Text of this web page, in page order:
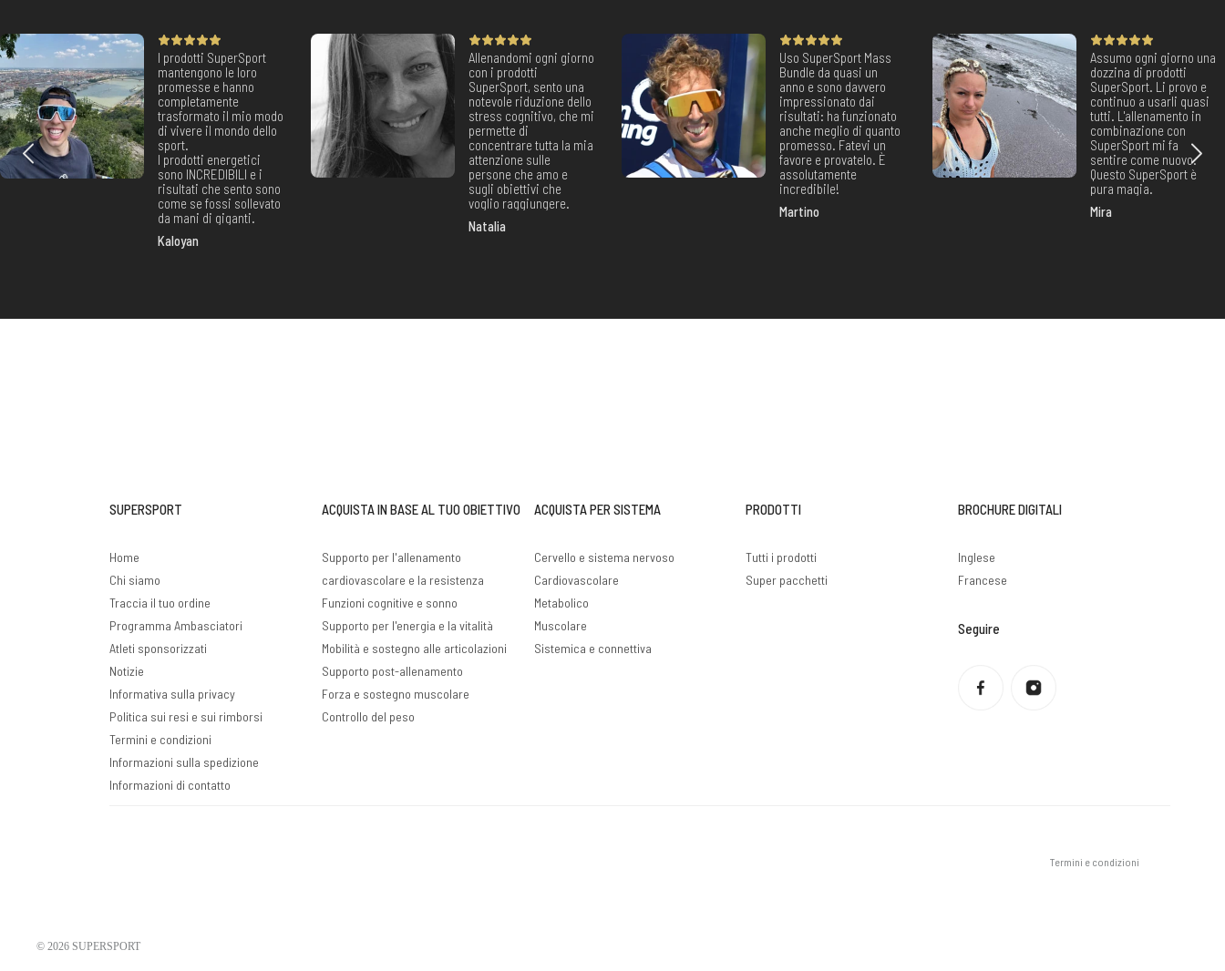
I prodotti SuperSport
mantengono le loro
promesse e hanno
completamente
trasformato il mio modo
di vivere il mondo dello
sport.
I prodotti energetici
sono INCREDIBILI e i
risultati che sento sono
come se fossi sollevato
da mani di giganti.
Kaloyan
Allenandomi ogni giorno
con i prodotti
SuperSport, sento una
notevole riduzione dello
stress cognitivo, che mi
permette di
concentrare tutta la mia
attenzione sulle
persone che amo e
sugli obiettivi che
voglio raggiungere.
Natalia
Uso SuperSport Mass
Bundle da quasi un
anno e sono davvero
impressionato dai
risultati: ha funzionato
anche meglio di quanto
promesso. Fatevi un
favore e provatelo. È
assolutamente
incredibile!
Martino
Assumo ogni giorno una
dozzina di prodotti
SuperSport. Li provo e
continuo a usarli quasi
tutti. L'allenamento in
combinazione con
SuperSport mi fa
sentire come nuovo.
Questo SuperSport è
pura magia.
Mira
SUPERSPORT
Home
Chi siamo
Traccia il tuo ordine
Programma Ambasciatori
Atleti sponsorizzati
Notizie
Informativa sulla privacy
Politica sui resi e sui rimborsi
Termini e condizioni
Informazioni sulla spedizione
Informazioni di contatto
ACQUISTA IN BASE AL TUO OBIETTIVO
Supporto per l'allenamento
cardiovascolare e la resistenza
Funzioni cognitive e sonno
Supporto per l'energia e la vitalità
Mobilità e sostegno alle articolazioni
Supporto post-allenamento
Forza e sostegno muscolare
Controllo del peso
ACQUISTA PER SISTEMA
Cervello e sistema nervoso
Cardiovascolare
Metabolico
Muscolare
Sistemica e connettiva
PRODOTTI
Tutti i prodotti
Super pacchetti
BROCHURE DIGITALI
Inglese
Francese
Seguire
© 2026 SUPERSPORT
Termini e condizioni